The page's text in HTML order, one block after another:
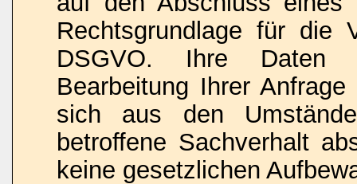
Rechtsgrundlage für
DSGVO. Ihre Daten
Bearbeitung Ihrer
sich aus den
betroffene Sachverhalt
keine gesetzlichen